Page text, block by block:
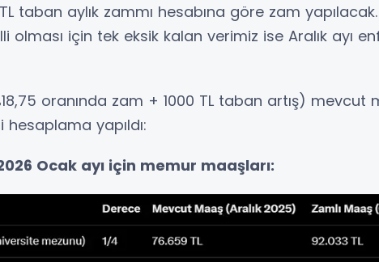
taban aylık zammı hesabına göre zam
olması için tek eksik kalan verimiz ise Aralık ayı
oranında zam + 1000 TL taban artış) mevcut
yapıldı:
Ocak ayı için memur maaşları: